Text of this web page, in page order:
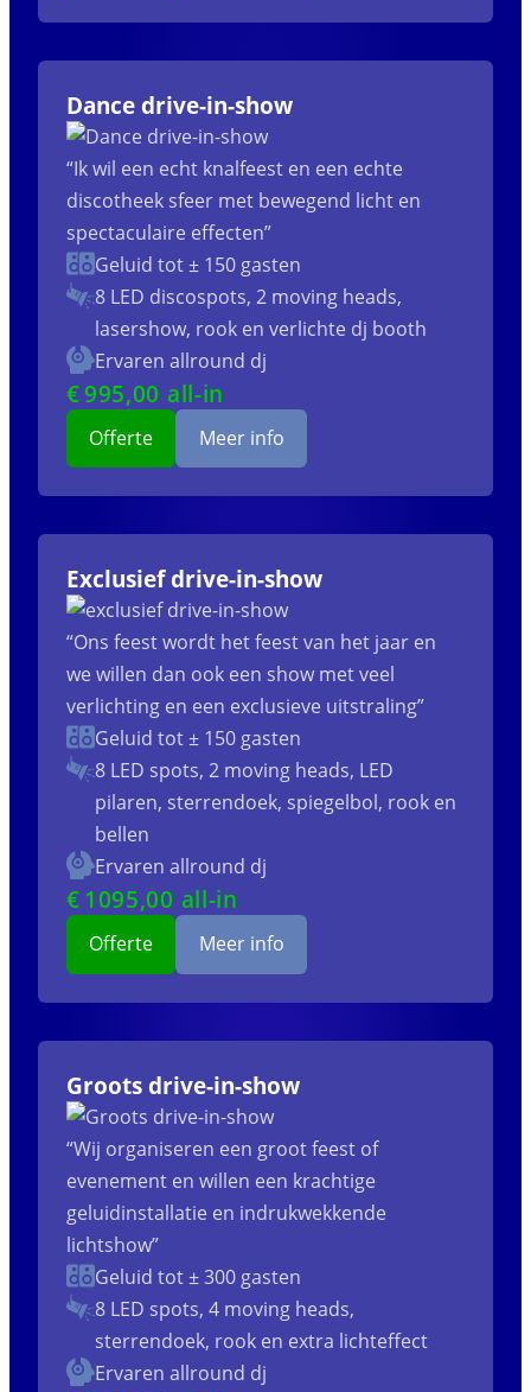
Dance drive-in-show
“Ik wil een echt knalfeest en een echte
discotheek sfeer met bewegend licht en
spectaculaire effecten”
Geluid tot ± 150 gasten
8 LED discospots, 2 moving heads,
lasershow, rook en verlichte dj booth
Ervaren allround dj
€995,00 all-in
Offerte Meer info
Exclusief drive-in-show
“Ons feest wordt het feest van het jaar en
we willen dan ook een show met veel
verlichting en een exclusieve uitstraling”
Geluid tot ± 150 gasten
8 LED spots, 2 moving heads, LED
pilaren, sterrendoek, spiegelbol, rook en
bellen
Ervaren allround dj
€ 1095,00 all-in
Offerte Meer info
Groots drive-in-show
“Wij organiseren een groot feest of
evenement en willen een krachtige
geluidinstallatie en indrukwekkende
lichtshow”
Geluid tot ± 300 gasten
8 LED spots, 4 moving heads,
sterrendoek, rook en extra lichteffect
Ervaren allround dj